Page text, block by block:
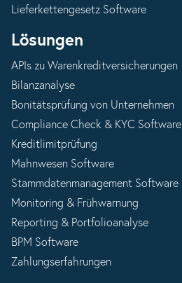
Lieferkettengesetz Software
Lösungen
APIs zu Warenkreditversicherungen
Bilanzanalyse
Bonitätsprüfung von Unternehmen
Compliance Check & KYC Software
Kreditlimitprüfung
Mahnwesen Software
Stammdatenmanagement Software
Monitoring & Frühwarnung
Reporting & Portfolioanalyse
BPM Software
Zahlungserfahrungen